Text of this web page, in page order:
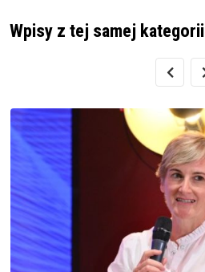
Wpisy z tej samej kategorii